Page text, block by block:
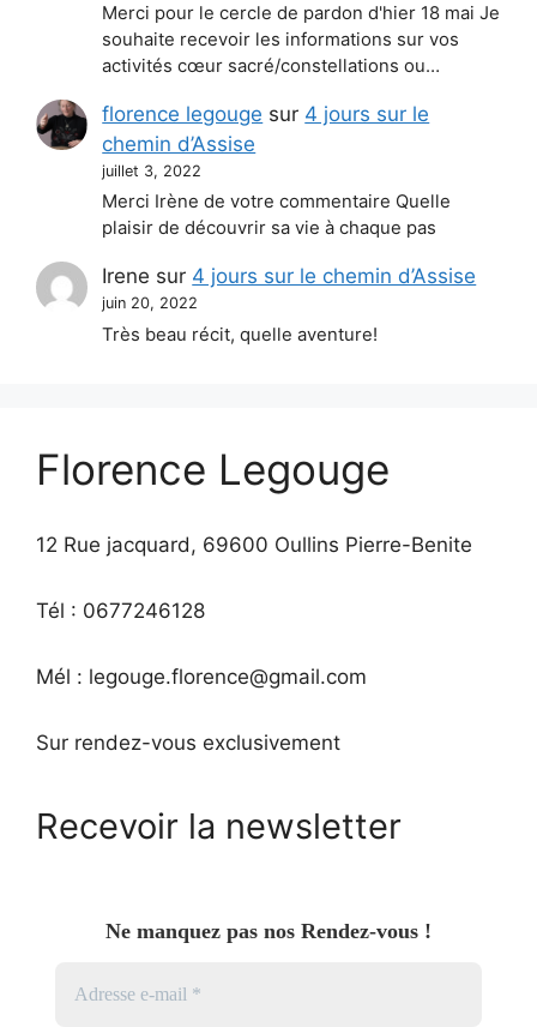
Merci pour le cercle de pardon d'hier 18 mai Je
souhaite recevoir les informations sur vos
activités cœur sacré/constellations ou…
florence legouge sur 4 jours sur le
chemin d’Assise
juillet 3, 2022
Merci Irène de votre commentaire Quelle
plaisir de découvrir sa vie à chaque pas
Irene sur 4 jours sur le chemin d’Assise
juin 20, 2022
Très beau récit, quelle aventure!
Florence Legouge
12 Rue jacquard, 69600 Oullins Pierre-Benite
Tél : 0677246128
Mél : legouge.florence@gmail.com
Sur rendez-vous exclusivement
Recevoir la newsletter
Ne manquez pas nos Rendez-vous !